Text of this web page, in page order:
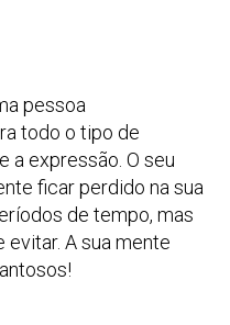
pessoa
todo o tipo de
a expressão. O seu
ficar perdido na sua
de tempo, mas
evitar. A sua mente